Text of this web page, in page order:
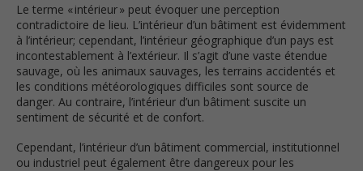
Le terme « intérieur » peut évoquer une perception
contradictoire de lieu. L’intérieur d’un bâtiment est évidemment
à l’intérieur; cependant, l’intérieur géographique d’un pays est
incontestablement à l’extérieur. Il s’agit d’une vaste étendue
sauvage, où les animaux sauvages, les terrains accidentés et
les conditions météorologiques difficiles sont source de
danger. Au contraire, l’intérieur d’un bâtiment suscite un
sentiment de sécurité et de confort.
Cependant, l’intérieur d’un bâtiment commercial, institutionnel
ou industriel peut également être dangereux pour les